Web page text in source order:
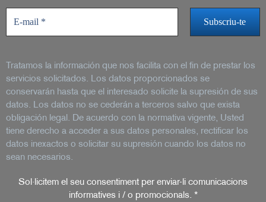
Tratamos la información que nos facilita con el fin de prestar los
servicios solicitados. Los datos proporcionados se
conservarán hasta que el interesado solicite la supresión de sus
datos. Los datos no se cederán a terceros salvo que exista
obligación legal. De acuerdo con la normativa vigente, Usted
tiene derecho a acceder a sus datos personales, rectificar los
datos inexactos o solicitar su supresión cuando los datos no
sean necesarios.
Sol·licitem el seu consentiment per enviar-li comunicacions
informatives i / o promocionals. *